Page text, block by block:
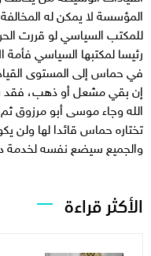
المؤسسة لا يمكن له
للمكتب السياسي لو قررت
رئيسا لمكتبها السياسي
في حماس إلى المستوى
إن بقي مشعل أو ذهب، فقد
الله وجاء موسى أبو مرزوق
تختاره حماس قائدا لها ولن
والجميع سيضع نفسه لخدمة
الأكثر قراءة